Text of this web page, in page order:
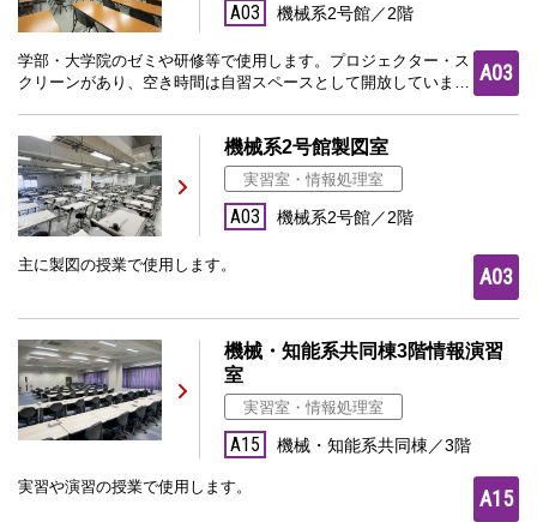
A03 機械系2号館／2階
学部・大学院のゼミや研修等で使用します。プロジェクター・ス
クリーンがあり、空き時間は自習スペースとして開放していま
A03
機械系2号館製図室
実習室・情報処理室
A03 機械系2号館／2階
主に製図の授業で使用します。 A03
機械・知能系共同棟3階情報演習
室
実習室・情報処理室
A15 機械・知能系共同棟／3階
実習や演習の授業で使用します。 A15